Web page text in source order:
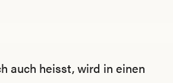
auch heisst, wird in einen